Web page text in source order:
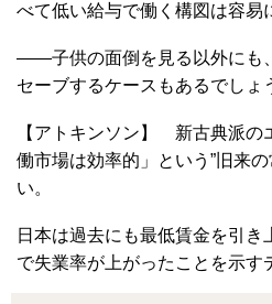
べて低い給与で働く構図は容易
――子供の面倒を見る以外にも
セーブするケースもあるでしょ
【アトキンソン】 新古典派の
働市場は効率的」という”旧来
い。
日本は過去にも最低賃金を引き
で失業率が上がったことを示す